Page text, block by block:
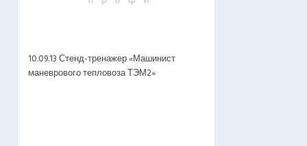
10.09.13 Стенд-тренажер «Машинист
маневрового тепловоза ТЭМ2»